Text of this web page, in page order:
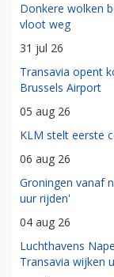
Donkere wolken
vloot weg
31 jul 26
Transavia opent
Brussels Airport
05 aug 26
KLM stelt eerste
06 aug 26
Groningen vanaf
uur rijden'
04 aug 26
Luchthavens
Transavia wijken